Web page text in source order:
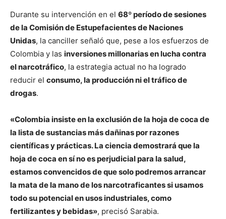
Durante su intervención en el 68º período de sesiones
de la Comisión de Estupefacientes de Naciones
Unidas, la canciller señaló que, pese a los esfuerzos de
Colombia y las inversiones millonarias en lucha contra
el narcotráfico, la estrategia actual no ha logrado
reducir el consumo, la producción ni el tráfico de
drogas.
«Colombia insiste en la exclusión de la hoja de coca de
la lista de sustancias más dañinas por razones
científicas y prácticas. La ciencia demostrará que la
hoja de coca en sí no es perjudicial para la salud,
estamos convencidos de que solo podremos arrancar
la mata de la mano de los narcotraficantes si usamos
todo su potencial en usos industriales, como
fertilizantes y bebidas», precisó Sarabia.